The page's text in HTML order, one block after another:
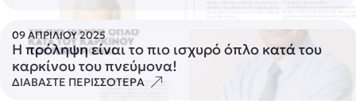
09 ΑΠΡΙΛΙΟΥ 2025
Η πρόληψη είναι το πιο ισχυρό όπλο κατά του
καρκίνου του πνεύμονα!
ΔΙΑΒΑΣΤΕ ΠΕΡΙΣΣΟΤΕΡΑ